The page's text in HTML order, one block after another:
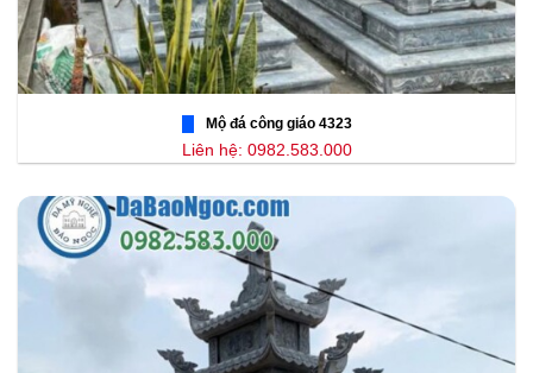
Mộ đá công giáo 4323
Liên hệ: 0982.583.000